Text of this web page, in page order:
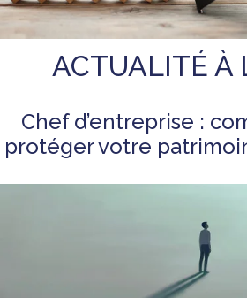
ACTUALITÉ À
Chef d’entreprise :
protéger votre